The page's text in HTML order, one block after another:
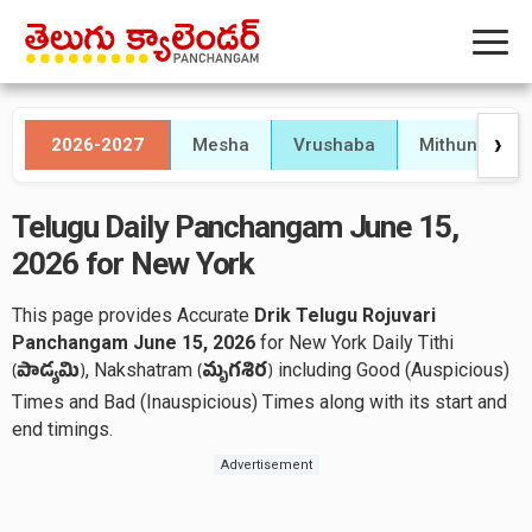
2026-2027 Mesha Vrushaba Mithuna ❯
Telugu Daily Panchangam June 15,
2026 for New York
This page provides Accurate Drik Telugu Rojuvari
Panchangam June 15, 2026 for New York Daily Tithi
(పాడ్యమి), Nakshatram (మృగశిర) including Good (Auspicious)
Times and Bad (Inauspicious) Times along with its start and
end timings.
Advertisement